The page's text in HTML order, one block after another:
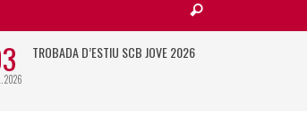
2026
TROBADA D’ESTIU SCB JOVE 2026